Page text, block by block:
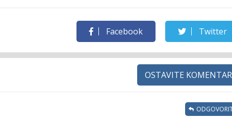
Facebook Twitter
OSTAVITE KOMENTAR